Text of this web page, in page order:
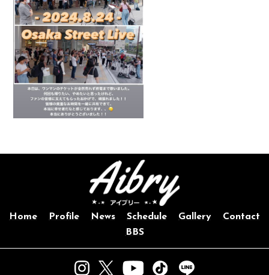
Home Profile News Schedule Gallery
Contact
BBS